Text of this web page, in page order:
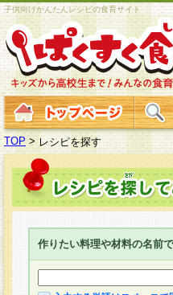
子供向けかんたんレシピの食育サイト
TOP > レシピを探す
作りたい料理や材料の名前